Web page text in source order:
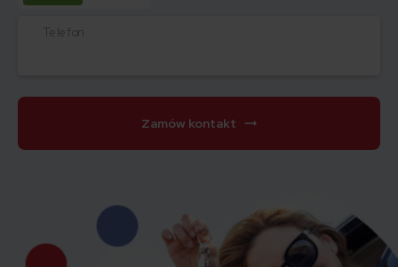
Telefon
Zamów kontakt